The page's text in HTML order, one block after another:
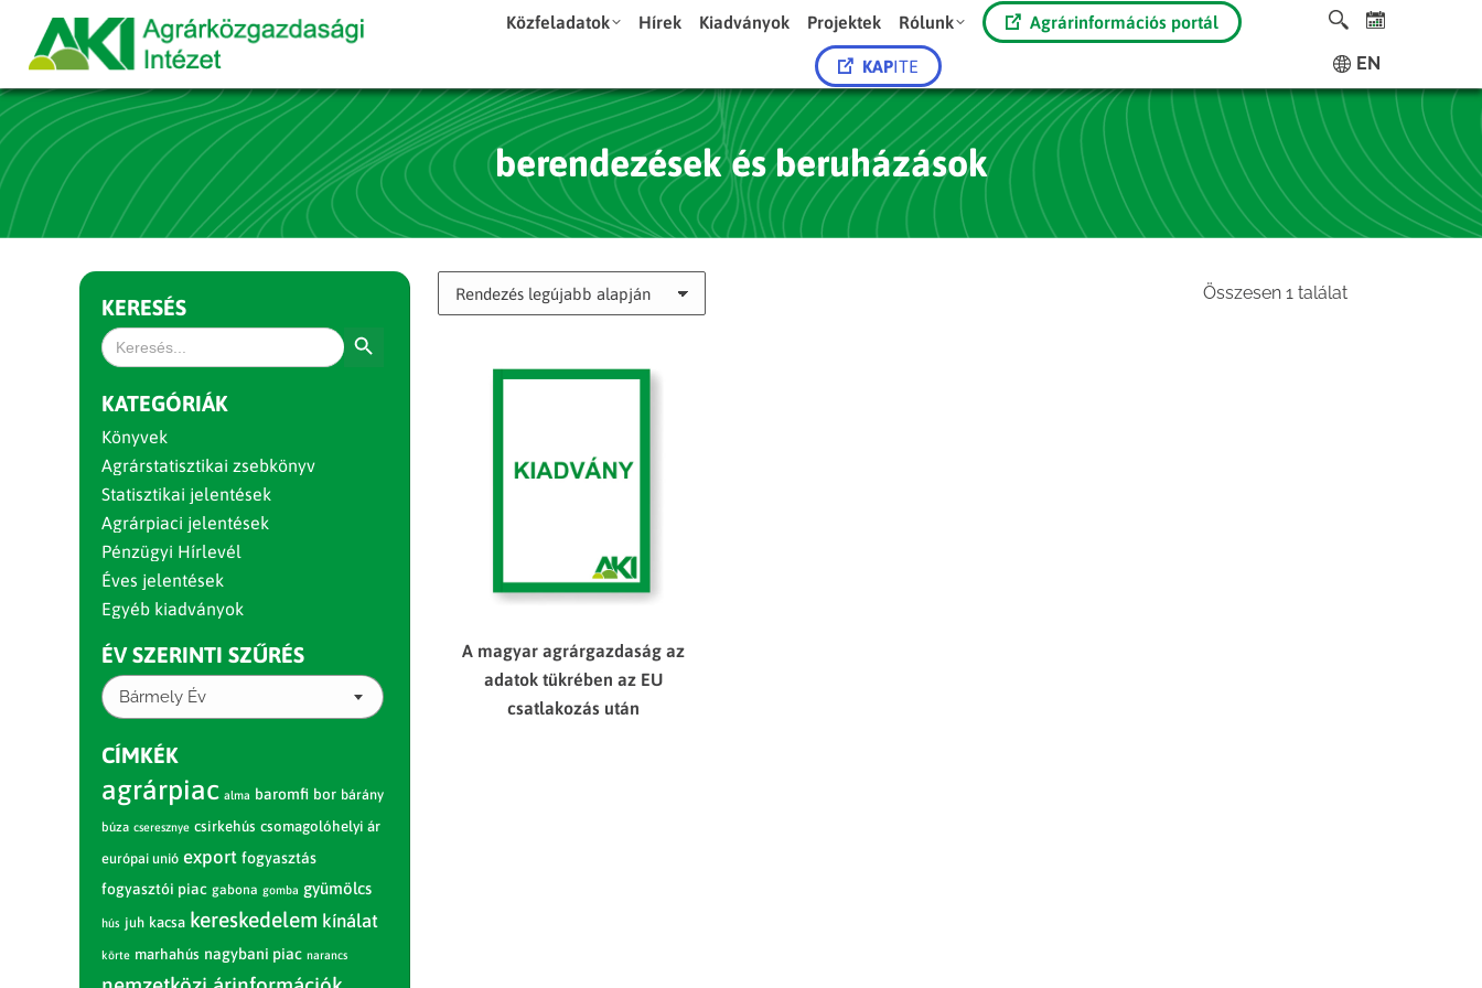
Közfeladatok Hírek Kiadványok Projektek Rólunk Agrárinformációs portál
KAPITE EN
berendezések és beruházások
Összesen 1 találat
A magyar agrárgazdaság az
adatok tükrében az EU
csatlakozás után
KERESÉS
Search
for:
KATEGÓRIÁK
Könyvek
Agrárstatisztikai zsebkönyv
Statisztikai jelentések
Agrárpiaci jelentések
Pénzügyi Hírlevél
Éves jelentések
Egyéb kiadványok
ÉV SZERINTI SZŰRÉS
Bármely Év
CÍMKÉK
agrárpiac alma baromfi bor bárány
búza cseresznye csirkehús csomagolóhelyi ár
európai unió export fogyasztás
fogyasztói piac gabona gomba gyümölcs
hús juh kacsa kereskedelem kínálat
körte marhahús nagybani piac narancs